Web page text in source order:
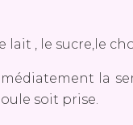
lait , le sucre,le
la
soit prise.